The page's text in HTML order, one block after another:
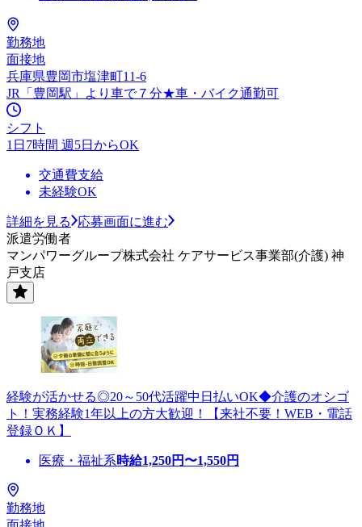
勤務地
面接地
兵庫県豊岡市塩津町11-6
JR「豊岡駅」より車で７分★車・バイク通勤可
シフト
1日7時間 週5日からOK
交通費支給
未経験OK
詳細を見る
応募画面に進む
派遣労働者
マンパワーグループ株式会社 ケアサービス事業部(介護) 神
戸支店
経験が活かせる◎20～50代活躍中日払いOK◆介護のオシゴ
ト！実務経験1年以上の方大歓迎！【来社不要！WEB・電話
登録ＯＫ】
医療・福祉系時給1,250円〜1,550円
勤務地